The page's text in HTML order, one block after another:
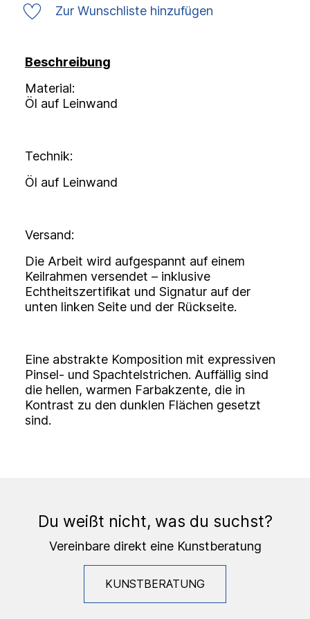
Zur Wunschliste hinzufügen
Beschreibung
Material:
Öl auf Leinwand
Technik:
Öl auf Leinwand
Versand:
Die Arbeit wird aufgespannt auf einem
Keilrahmen versendet – inklusive
Echtheitszertifikat und Signatur auf der
unten linken Seite und der Rückseite.
Eine abstrakte Komposition mit expressiven
Pinsel- und Spachtelstrichen. Auffällig sind
die hellen, warmen Farbakzente, die in
Kontrast zu den dunklen Flächen gesetzt
sind.
Du weißt nicht, was du suchst?
Vereinbare direkt eine Kunstberatung
KUNSTBERATUNG